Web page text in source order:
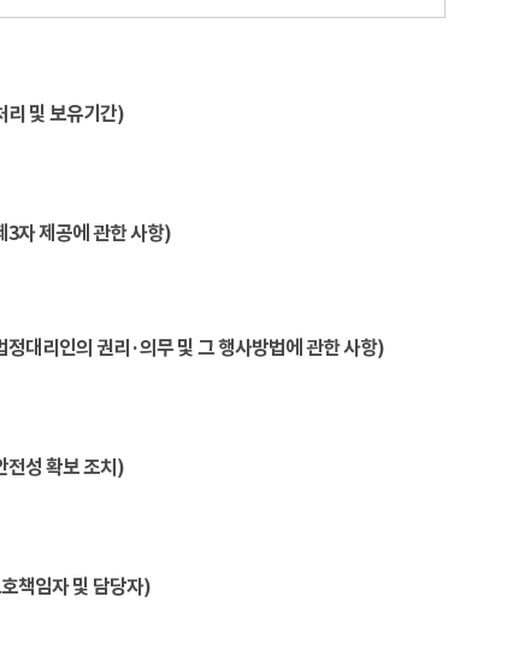
리 및 보유기간)
3자 제공에 관한 사항)
대리인의 권리·의무 및 그 행사방법에 관한 사항)
전성 확보 조치)
책임자 및 담당자)